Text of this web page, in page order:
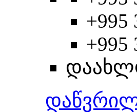
+995
+995